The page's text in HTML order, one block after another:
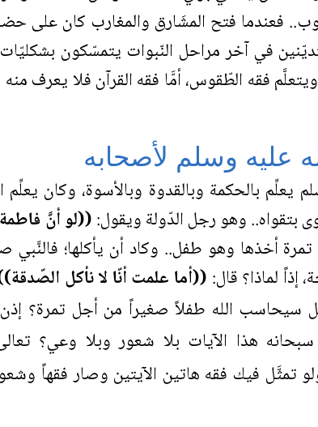
فعندما فتح المشَارق والمغارب كان على
في آخر مراحل النّبوات يتمسّكون
ويتعلَّم فقه الطّقوس، أمَّا فقه القرآن فلا يعرف
عليه وسلم لأصحابه
يعلِّم بالحكمة وبالقدوة وبالأسوة، وكان
بتقواه.. وهو رجل الدّولة ويقول:((لو أنَّ
أخذها وهو طفل.. وكاد أن يأكلها؛
لماذا؟ قال: ((أما علمت أنّا لا نأكل
سيحاسب الله طفلاً صغيراً من أجل تمرة؟
هذا الآيات بلا شعور وبلا وعي؟
تمثَّل فيك فقه هاتين الآيتين وصار فقهاً